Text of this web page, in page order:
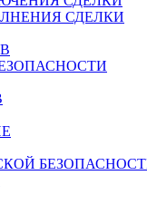
СДЕЛКИ